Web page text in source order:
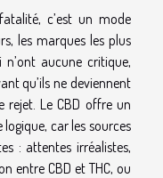
c’est un mode
les marques les plus
aucune critique,
qu’ils ne deviennent
Le CBD offre un
car les sources
: attentes irréalistes,
entre CBD et THC, ou